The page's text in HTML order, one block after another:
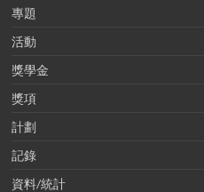
專題
活動
獎學金
獎項
計劃
記錄
資料/統計